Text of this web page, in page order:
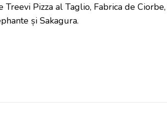
Treevi Pizza al Taglio, Fabrica de
și Sakagura.